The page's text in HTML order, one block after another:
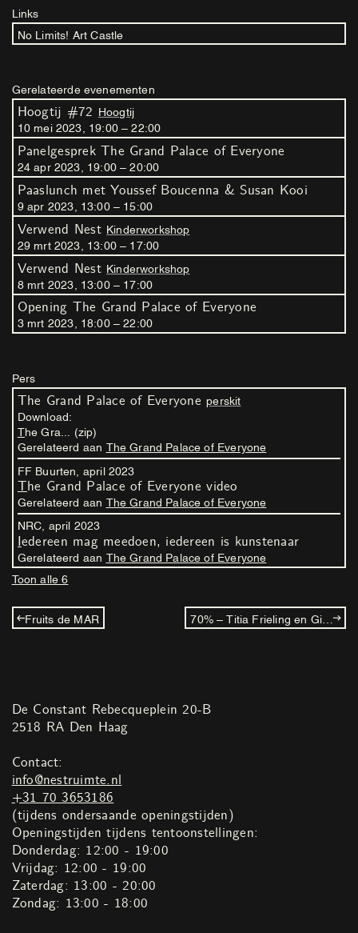
Links
No Limits! Art Castle
Gerelateerde evenementen
Hoogtij #72 Hoogtij
10 mei 2023 19: 00–22 :00
Panelgesprek The Grand Palace of Everyone
24 apr 2023 19: 00–20:00
Paaslunch met Youssef Boucenna & Susan Kooi
9 apr 2023 13 :00– 15 :00
Verwend Nest Kinderworkshop
29 mrt 2023 13 : 00– 17:00
Verwend Nest Kinderworkshop
8 mrt 2023 13 :00– 17 :00
Opening The Grand Palace of Everyone
3 mrt 2023 18 :00–22 :00
Pers
The Grand Palace of Everyoneperskit
Download:
The Gra... (zip)
Gerelateerd aan The Grand Palace of Everyone
FF Buurten, april 2023
The Grand Palace of Everyone video
Gerelateerd aan The Grand Palace of Everyone
NRC, april 2023
Iedereen mag meedoen, iedereen is kunstenaar
Gerelateerd aan The Grand Palace of Everyone
Toon alle 6
Fruits de MAR 70% – Titia Frieling en Gijs Frieling
De Constant Rebecqueplein 20-B
2518 RA Den Haag
Contact:
info@nestruimte.nl
+31 70 3653186
(tijdens ondersaande openingstijden)
Openingstijden tijdens tentoonstellingen:
Donderdag: 12:00 - 19:00
Vrijdag: 12:00 - 19:00
Zaterdag: 13:00 - 20:00
Zondag: 13:00 - 18:00